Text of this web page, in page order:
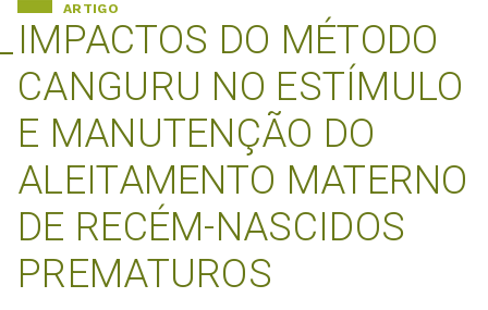
IMPACTOS DO MÉTODO
CANGURU NO ESTÍMULO
E MANUTENÇÃO DO
ALEITAMENTO MATERNO
DE RECÉM-NASCIDOS
PREMATUROS
ARTIGO